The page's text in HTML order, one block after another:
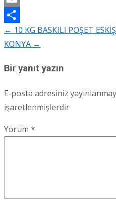
Email
Share
Post
← 10 KG BASKILI POŞET
KONYA →
Bir yanıt yazın
E-posta adresiniz
işaretlenmişlerdir
Yorum *